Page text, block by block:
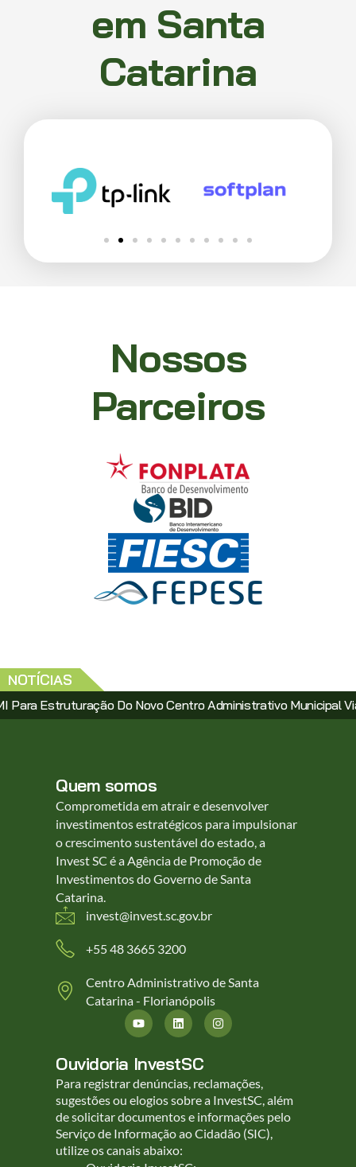
em Santa
Catarina
Nossos
Parceiros
NOTÍCIAS
Do Novo Centro Administrativo Municipal Via PPP
Quem somos
Comprometida em atrair e desenvolver
investimentos estratégicos para impulsionar
o crescimento sustentável do estado, a
Invest SC é a Agência de Promoção de
Investimentos do Governo de Santa
Catarina.
invest@invest.sc.gov.br
+55 48 3665 3200
Centro Administrativo de Santa
Catarina - Florianópolis
Ouvidoria InvestSC
Para registrar denúncias, reclamações,
sugestões ou elogios sobre a InvestSC, além
de solicitar documentos e informações pelo
Serviço de Informação ao Cidadão (SIC),
utilize os canais abaixo: